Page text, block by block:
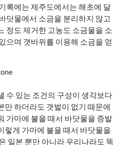
록에는 제주도에서는 해초에 달
닷물에서 소금을 분리하지 않고
정도 제거한 고농도 소금물을 소
으며 갯바위를 이용해 소금을 얻
수 있는 조건의 구성이 생각보다
만 하더라도 갯벌이 없기 때문에
가마에 불을 때서 바닷물을 증발
렇게 가마에 불을 때서 바닷물을
일본 뿐만 아니라 우리나라도 똑